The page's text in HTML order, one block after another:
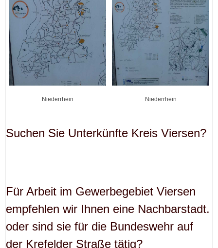
Niederrhein Niederrhein
Suchen Sie Unterkünfte Kreis Viersen?
Für Arbeit im Gewerbegebiet Viersen
empfehlen wir Ihnen eine Nachbarstadt.
oder sind sie für die Bundeswehr auf
der Krefelder Straße tätig?